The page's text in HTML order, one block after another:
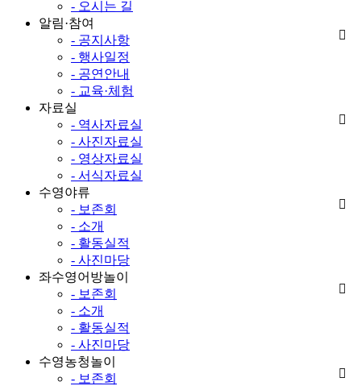
- 오시는 길
알림·참여
- 공지사항
- 행사일정
- 공연안내
- 교육·체험
자료실
- 역사자료실
- 사진자료실
- 영상자료실
- 서식자료실
수영야류
- 보존회
- 소개
- 활동실적
- 사진마당
좌수영어방놀이
- 보존회
- 소개
- 활동실적
- 사진마당
수영농청놀이
- 보존회